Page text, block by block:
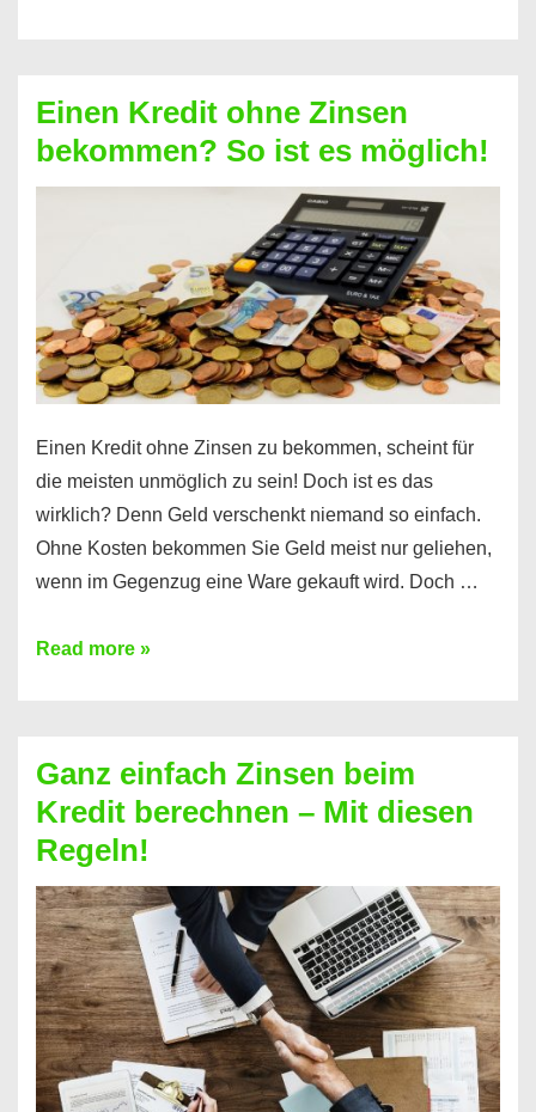
Festvertrag
für
jeden
erfahren
Sie
es
Einen Kredit ohne Zinsen
bekommen? So ist es möglich!
Einen Kredit ohne Zinsen zu bekommen, scheint für
die meisten unmöglich zu sein! Doch ist es das
wirklich? Denn Geld verschenkt niemand so einfach.
Ohne Kosten bekommen Sie Geld meist nur geliehen,
wenn im Gegenzug eine Ware gekauft wird. Doch …
Einen
bekommen?
So
ist
es
möglich!
Read more »
Ganz einfach Zinsen beim
Kredit berechnen – Mit diesen
Regeln!